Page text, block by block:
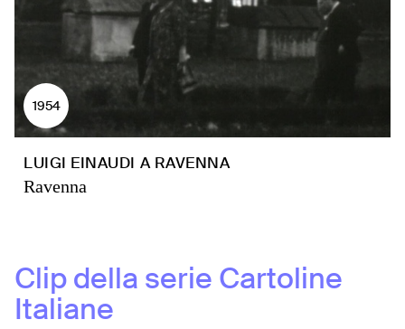
1954
LUIGI EINAUDI A RAVENNA
Ravenna
Clip della serie Cartoline
Italiane